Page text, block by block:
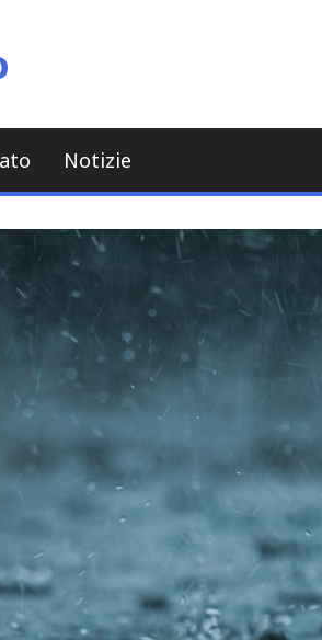
Notizie